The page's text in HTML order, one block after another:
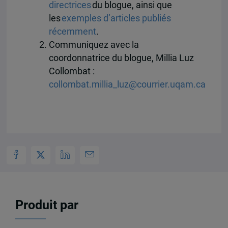
directricesdu blogue, ainsi que
lesexemples d’articles publiés
récemment.
Communiquez avec la
coordonnatrice du blogue, Millia Luz
Collombat :
collombat.millia_luz@courrier.uqam.ca
Produit par